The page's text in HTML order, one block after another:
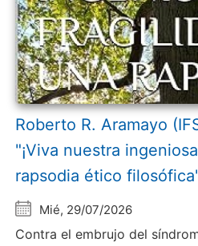
Roberto R. Aramayo
"¡Viva nuestra
rapsodia ético
Mié, 29/07/2026
Contra el embrujo del